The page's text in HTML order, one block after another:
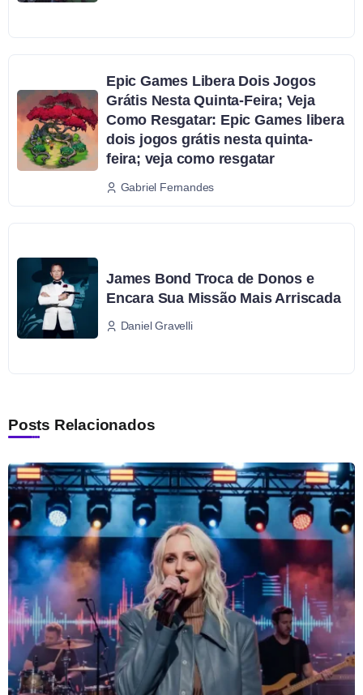
Epic Games Libera Dois Jogos
Grátis Nesta Quinta-Feira; Veja
Como Resgatar: Epic Games libera
dois jogos grátis nesta quinta-
feira; veja como resgatar
Gabriel Fernandes
James Bond Troca de Donos e
Encara Sua Missão Mais Arriscada
Daniel Gravelli
Posts Relacionados